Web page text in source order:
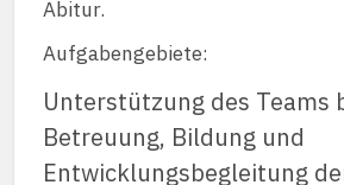
Abitur.
Aufgabengebiete:
Unterstützung des Teams
Betreuung, Bildung und
Entwicklungsbegleitung